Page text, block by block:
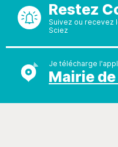
Restez
Suivez ou recevez
Sciez
Je télécharge
Mairie